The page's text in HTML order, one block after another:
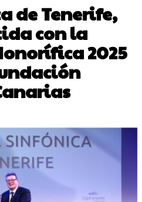
de Tenerife,
con la
2025